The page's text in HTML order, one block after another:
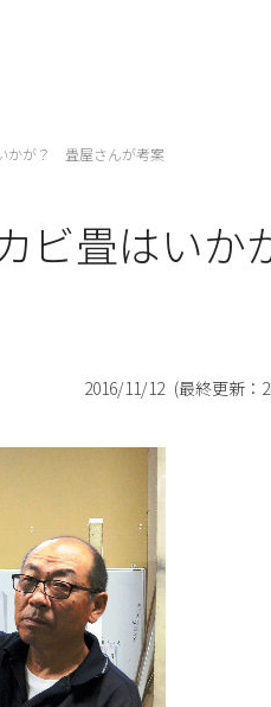
かが？ 畳屋さんが考案
ビ畳はいか
2016/11/12 (最終更新：